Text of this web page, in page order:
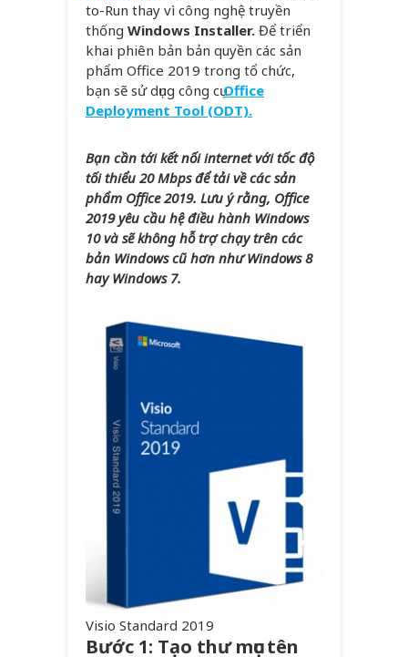
to-Run thay vì công nghệ truyền
thống Windows Installer. Để triển
khai phiên bản bản quyền các sản
phẩm Office 2019 trong tổ chức,
bạn sẽ sử dụng công cụOffice
Deployment Tool (ODT).
Bạn cần tới kết nối internet với tốc độ
tối thiểu 20 Mbps để tải về các sản
phẩm Office 2019. Lưu ý rằng, Office
2019 yêu cầu hệ điều hành Windows
10 và sẽ không hỗ trợ chạy trên các
bản Windows cũ hơn như Windows 8
hay Windows 7.
Visio Standard 2019
Bước 1: Tạo thư mục tên